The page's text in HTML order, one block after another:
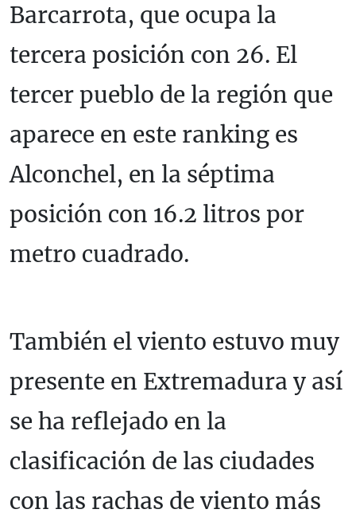
Barcarrota, que ocupa la
tercera posición con 26. El
tercer pueblo de la región que
aparece en este ranking es
Alconchel, en la séptima
posición con 16.2 litros por
metro cuadrado.
También el viento estuvo muy
presente en Extremadura y así
se ha reflejado en la
clasificación de las ciudades
con las rachas de viento más